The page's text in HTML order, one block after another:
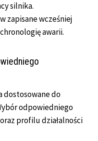
silnika.
zapisane wcześniej
awarii.
dostosowane do
odpowiedniego
profilu działalności